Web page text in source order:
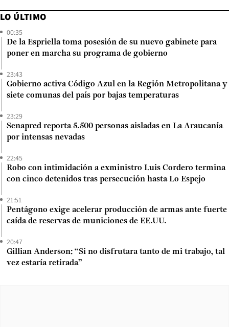
LO ÚLTIMO
00:35
De la Espriella toma posesión de su nuevo gabinete para
poner en marcha su programa de gobierno
23:43
Gobierno activa Código Azul en la Región Metropolitana y
siete comunas del país por bajas temperaturas
23:29
Senapred reporta 5.500 personas aisladas en La Araucanía
por intensas nevadas
22:45
Robo con intimidación a exministro Luis Cordero termina
con cinco detenidos tras persecución hasta Lo Espejo
21:51
Pentágono exige acelerar producción de armas ante fuerte
caída de reservas de municiones de EE.UU.
20:47
Gillian Anderson: “Si no disfrutara tanto de mi trabajo, tal
vez estaría retirada”